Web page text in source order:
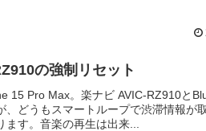
の強制リセット
15 Pro Max。楽ナビ AVIC-RZ910と
、どうもスマートループで渋滞情報が
ます。音楽の再生は出来...